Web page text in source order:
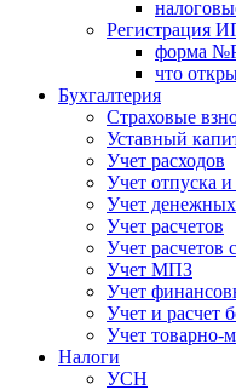
Регистрация
форма
что
Бухгалтерия
Страховые
Уставный
Учет расходов
Учет отпуска
Учет денежных
Учет расчетов
Учет расчетов
Учет МПЗ
Учет
Учет и расчет
Учет товарно-
Налоги
УСН